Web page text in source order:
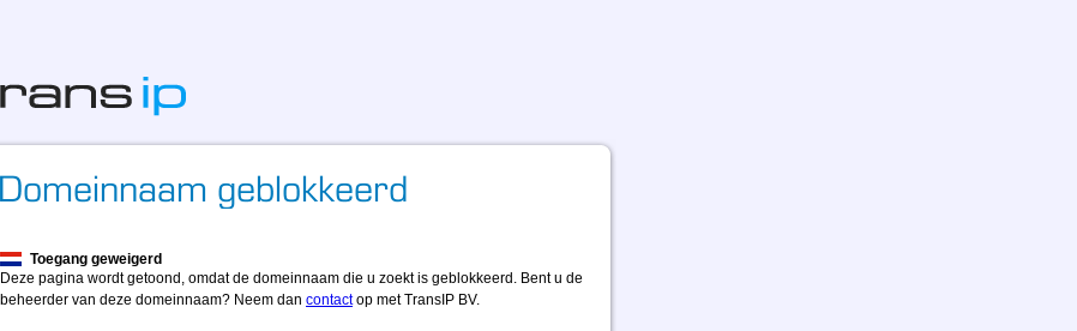
Toegang geweigerd
Deze pagina wordt getoond, omdat de domeinnaam die u zoekt is geblokkeerd. Bent u de
beheerder van deze domeinnaam? Neem dan contactop met TransIP BV.